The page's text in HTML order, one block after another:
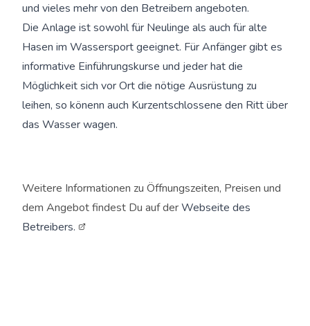
und vieles mehr von den Betreibern angeboten.
Die Anlage ist sowohl für Neulinge als auch für alte
Hasen im Wassersport geeignet. Für Anfänger gibt es
informative Einführungskurse und jeder hat die
Möglichkeit sich vor Ort die nötige Ausrüstung zu
leihen, so könenn auch Kurzentschlossene den Ritt über
das Wasser wagen.
Weitere Informationen zu Öffnungszeiten, Preisen und
dem Angebot findest Du auf derWebseite des
Betreibers.